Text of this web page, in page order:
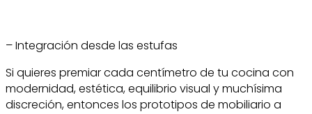
– Integración desde las estufas
Si quieres premiar cada centímetro de tu cocina con
modernidad, estética, equilibrio visual y muchísima
discreción, entonces los prototipos de mobiliario a